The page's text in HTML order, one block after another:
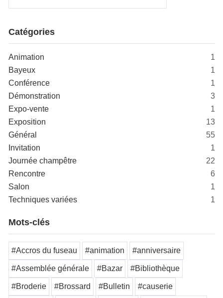
Catégories
Animation
1
Bayeux
1
Conférence
1
Démonstration
3
Expo-vente
1
Exposition
13
Général
55
Invitation
1
Journée champêtre
22
Rencontre
6
Salon
1
Techniques variées
1
Mots-clés
#Accros du fuseau #animation #anniversaire
#Assemblée générale #Bazar #Bibliothèque
#Broderie #Brossard #Bulletin #causerie